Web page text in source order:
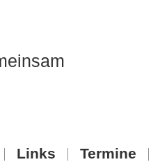
Links Termine